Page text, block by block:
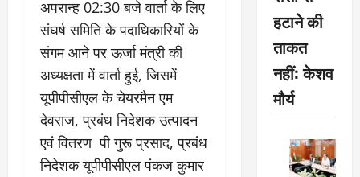
अपरान्ह 02:30 बजे वार्ता के लिए
संघर्ष समिति के पदाधिकारियों के
संगम आने पर ऊर्जा मंत्री की
अध्यक्षता में वार्ता हुई, जिसमें
यूपीपीसीएल के चेयरमैन एम
देवराज, प्रबंध निदेशक उत्पादन
एवं वितरण पी गुरू प्रसाद, प्रबंध
निदेशक यूपीपीसीएल पंकज कुमार
हटाने की
ताकत
नहीं: केशव
मौर्य